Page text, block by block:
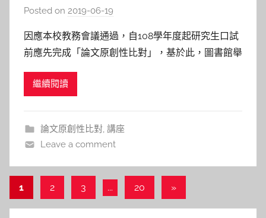
Posted on 2019-06-19
s
h
l
a
l
a
因應本校教務會議通過，自108學年度起研究生口試
前應先完成「論文原創性比對」，基於此，圖書館舉
2000-2010期間，因抄襲(含自我抄襲)節節上升，國
繼續閱讀
論文原創性比對, 講座
Leave a comment
文
章
1 2 3 ... 20
Next
»